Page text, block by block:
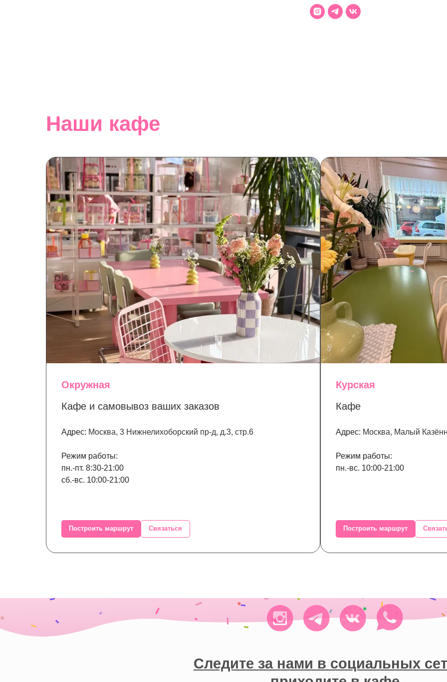
Наши кафе
Окружная
Кафе и самовывоз ваших заказов
Адрес: Москва, 3 Нижнелихоборский пр-д, д.3, стр.6
Режим работы:
пн.-пт. 8:30-21:00
сб.-вс. 10:00-21:00
Построить маршрут Связаться
Курская
Кафе
Адрес: Москва, Малый
Режим работы:
пн.-вс. 10:00-21:00
Построить маршрут
Следите за нами в социальных сетях и
приходите в кафе
построить маршрут
Москва, Малый Казённый пер., 16с1/14